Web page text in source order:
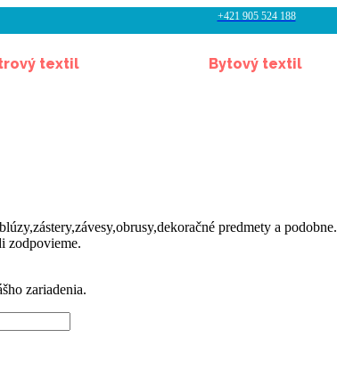
+421 905 524 188
textil Bytový textil
predmety a podobne.
zodpovieme.
zariadenia.